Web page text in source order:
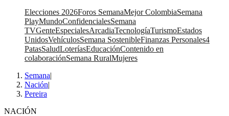
Elecciones 2026Foros SemanaMejor ColombiaSemana
PlayMundoConfidencialesSemana
TVGenteEspecialesArcadiaTecnologíaTurismoEstados
UnidosVehículosSemana SostenibleFinanzas Personales4
PatasSaludLoteríasEducaciónContenido en
colaboraciónSemana RuralMujeres
Semana|
Nación|
Pereira
NACIÓN